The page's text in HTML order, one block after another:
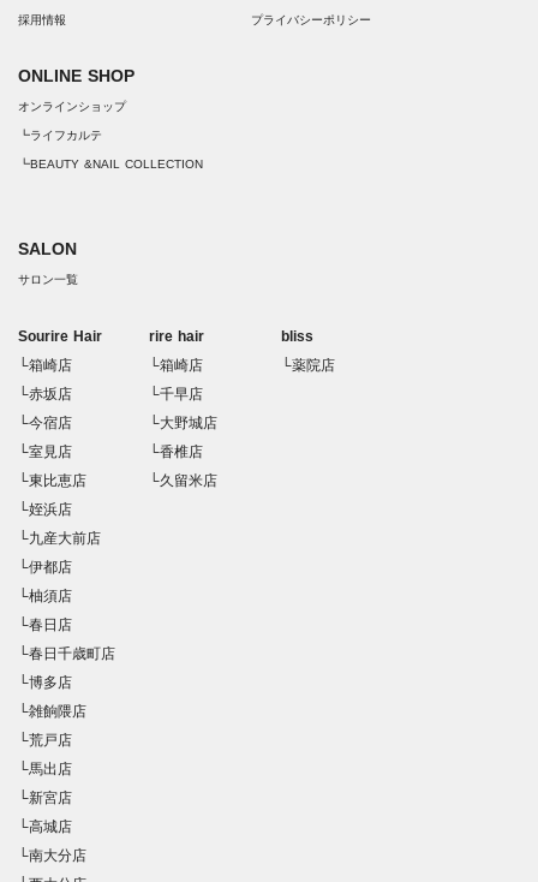
採用情報
ONLINE SHOP
オンラインショップ
┗ライフカルテ
┗BEAUTY &NAIL COLLECTION
プライバシーポリシー
SALON
サロン一覧
Sourire Hair
└箱崎店
└赤坂店
└今宿店
└室見店
└東比恵店
└姪浜店
└九産大前店
└伊都店
└柚須店
└春日店
└春日千歳町店
└博多店
└雑餉隈店
└荒戸店
└馬出店
└新宮店
└高城店
└南大分店
rire hair
└箱崎店
└千早店
└大野城店
└香椎店
└久留米店
bliss
└薬院店